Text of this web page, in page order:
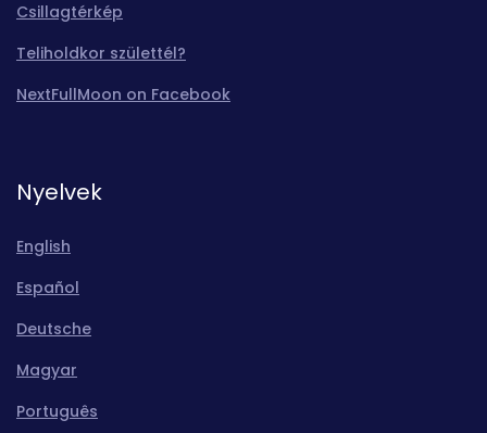
Csillagtérkép
Teliholdkor születtél?
NextFullMoon on Facebook
Nyelvek
English
Español
Deutsche
Magyar
Português